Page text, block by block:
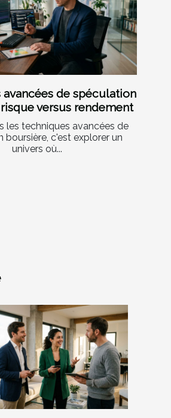
avancées de spéculation
versus rendement
les techniques avancées de
boursière, c'est explorer un
univers où...